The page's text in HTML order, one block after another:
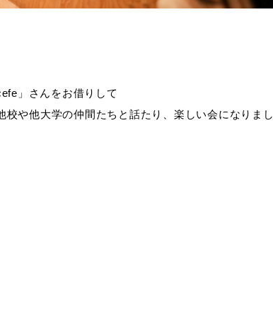
」さんをお借りして
や他大学の仲間たちと話たり、楽しい会になりまし